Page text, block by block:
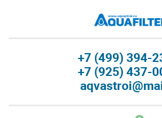
+7 (499) 394-
+7 (925) 437-